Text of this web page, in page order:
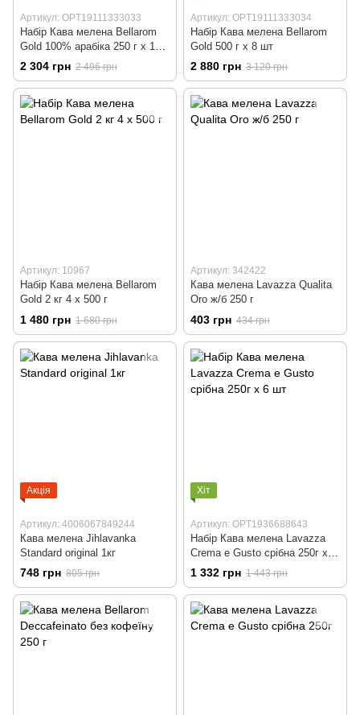
Артикул: OPT19111333033
Набір Кава мелена Bellarom
Gold 100% арабіка 250 г х 12
шт
2 304 грн 2 496 грн
Артикул: OPT19111333034
Набір Кава мелена Bellarom
Gold 500 г х 8 шт
2 880 грн 3 120 грн
Артикул: 10967
Набір Кава мелена Bellarom
Gold 2 кг 4 х 500 г
1 480 грн 1 680 грн
Артикул: 342422
Кава мелена Lavazza Qualita
Oro ж/б 250 г
403 грн 434 грн
Акція
Артикул: 4006067849244
Кава мелена Jihlavanka
Standard original 1кг
748 грн 805 грн
Хіт
Артикул: OPT1936688643
Набір Кава мелена Lavazza
Crema e Gusto срібна 250г х 6
шт
1 332 грн 1 443 грн